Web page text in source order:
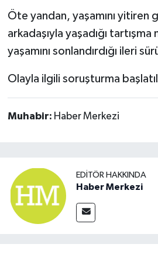
Öte yandan, yaşamını yitiren
arkadaşıyla yaşadığı
yaşamını sonlandırdığı ileri
Olayla ilgili soruşturma
Muhabir: Haber Merkezi
EDITÖR HAKKINDA
Haber Merkezi